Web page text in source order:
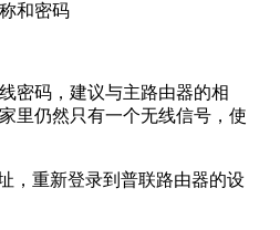
密码，建议与主路由器的相
里仍然只有一个无线信号，使
，重新登录到普联路由器的设